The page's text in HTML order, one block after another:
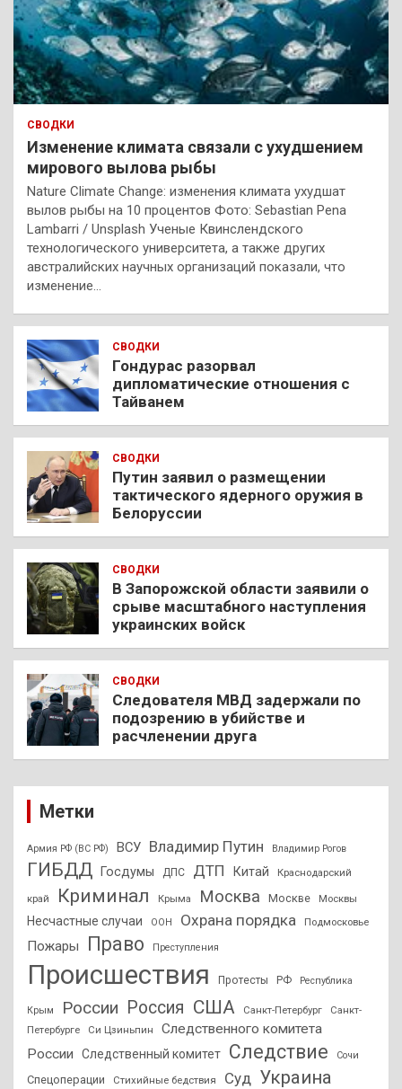
СВОДКИ
Изменение климата связали с ухудшением
мирового вылова рыбы
Nature Climate Change: изменения климата ухудшат
вылов рыбы на 10 процентов Фото: Sebastian Pena
Lambarri / Unsplash Ученые Квинслендского
технологического университета, а также других
австралийских научных организаций показали, что
изменение…
СВОДКИ
Гондурас разорвал
дипломатические отношения с
Тайванем
СВОДКИ
Путин заявил о размещении
тактического ядерного оружия в
Белоруссии
СВОДКИ
В Запорожской области заявили о
срыве масштабного наступления
украинских войск
СВОДКИ
Следователя МВД задержали по
подозрению в убийстве и
расчленении друга
Метки
Армия РФ (ВС РФ) ВСУ Владимир Путин Владимир Рогов
ГИБДД Госдумы ДПС ДТП Китай Краснодарский
край Криминал Крыма Москва Москве Москвы
Несчастные случаи ООН Охрана порядка Подмосковье
Пожары Право Преступления
Происшествия Протесты РФ Республика
Крым России Россия США Санкт-Петербург
Санкт-
Петербурге
Си Цзиньпин
Следственного комитета
России
Следственный комитет Следствие Сочи
Спецоперации Стихийные бедствия Суд Украина